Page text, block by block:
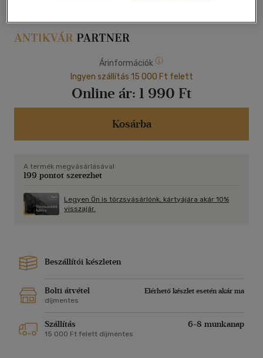
Árinformációk
Ingyen szállítás 15 000 Ft felett
Online ár: 1 990 Ft
Kosárba
A termék megvásárlásával
199 pontot szerezhet
Legyen Ön is törzsvásárlónk, kártyájára akár 10%
visszajár.
Beszállítói készleten
Bolti átvétel
Elérhető készlet esetén akár ma
díjmentes
Szállítás 6-8 munkanap
15 000 Ft felett díjmentes